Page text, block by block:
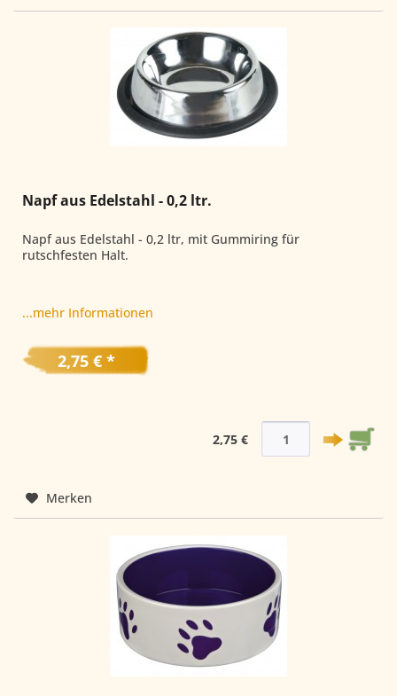
Napf aus Edelstahl - 0,2 ltr.
Napf aus Edelstahl - 0,2 ltr, mit Gummiring für
rutschfesten Halt.
...mehr Informationen
2,75 € *
2,75 €
Merken